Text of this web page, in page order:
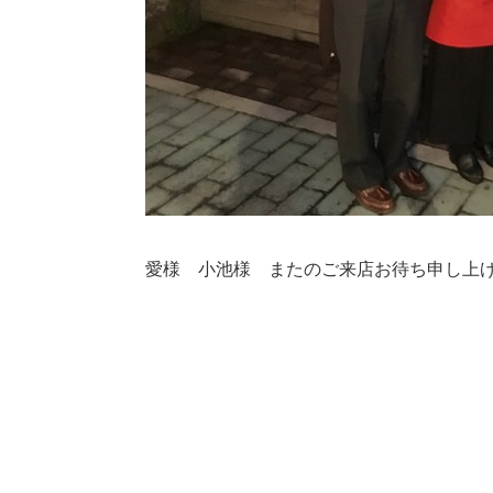
愛様 小池様 またのご来店お待ち申し上